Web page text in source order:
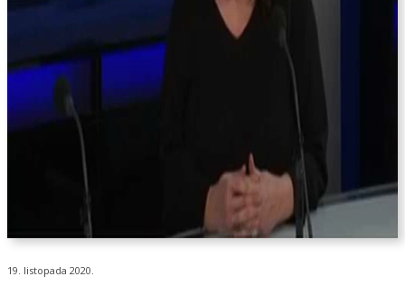
19. listopada 2020.